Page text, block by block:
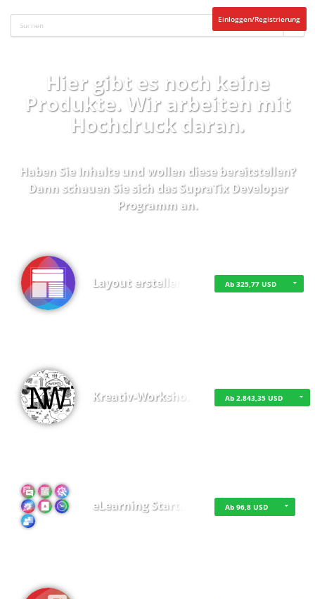
Einloggen/Registrierung
Hier gibt es noch keine
Produkte. Wir arbeiten mit
Hochdruck daran.
Haben Sie Inhalte und wollen diese bereitstellen?
Dann schauen Sie sich das SupraTix Developer
Programman.
Layout erstellen Ab 325,77 USD
Kreativ-Worksho… Ab 2.843,35 USD
eLearning Start… Ab 96,8 USD